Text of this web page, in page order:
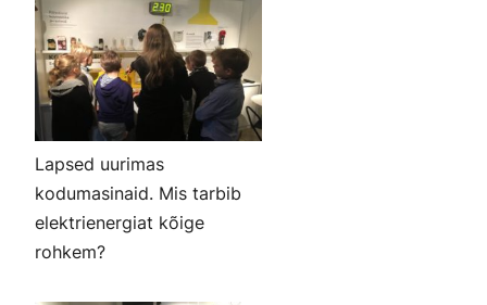
Lapsed uurimas
kodumasinaid. Mis tarbib
elektrienergiat kõige
rohkem?